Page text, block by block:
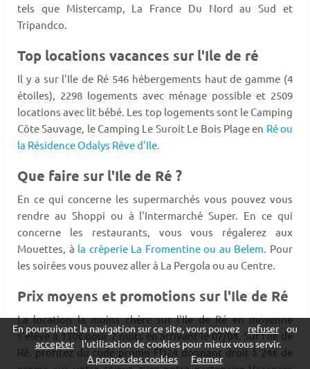
tels que Mistercamp, La France Du Nord au Sud et
Tripandco.
Top locations vacances sur l'Ile de ré
Il y a sur l'Ile de Ré 546 hébergements haut de gamme (4
étoiles), 2298 logements avec ménage possible et 2509
locations avec lit bébé. Les top logements sont le Camping
Côte Sauvage, le Camping Le Suroit Le Bois Plage en Ré ou
la Résidence Odalys Rêve d'Ile.
Que faire sur l'Ile de Ré ?
En ce qui concerne les supermarchés vous pouvez vous
rendre au Shoppi ou à l'Intermarché Super. En ce qui
concerne les restaurants, vous vous régalerez aux
Mouettes, à la crêperie La Fromentine ou au Belem. Pour
les soirées vous pouvez aller à La Pergola ou au Centre.
Prix moyens et promotions sur l'Ile de Ré
La location la moins chère sur l'Ile de Ré en moyenne
s'élève à 130€ pour 7 nuits en arrivant le 07/04. Sur l'Ile de
Ré, profitez du code promo FD24 donnant droit à 24€ de
En poursuivant la navigation sur ce site, vous pouvez refuser
ou
accepter l'utilisation de cookies pour mieux vous servir.
A propos des cookies
Fermer